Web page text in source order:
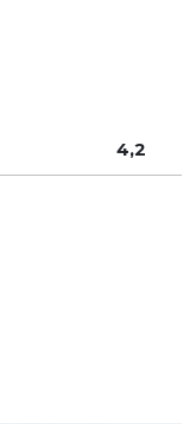
4,2